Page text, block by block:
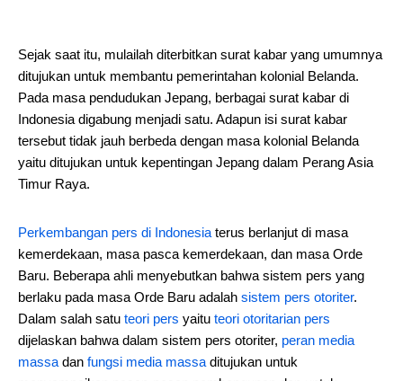
Sejak saat itu, mulailah diterbitkan surat kabar yang umumnya
ditujukan untuk membantu pemerintahan kolonial Belanda.
Pada masa pendudukan Jepang, berbagai surat kabar di
Indonesia digabung menjadi satu. Adapun isi surat kabar
tersebut tidak jauh berbeda dengan masa kolonial Belanda
yaitu ditujukan untuk kepentingan Jepang dalam Perang Asia
Timur Raya.
Perkembangan pers di Indonesia terus berlanjut di masa
kemerdekaan, masa pasca kemerdekaan, dan masa Orde
Baru. Beberapa ahli menyebutkan bahwa sistem pers yang
berlaku pada masa Orde Baru adalah sistem pers otoriter.
Dalam salah satu teori pers yaitu teori otoritarian pers
dijelaskan bahwa dalam sistem pers otoriter, peran media
massa dan fungsi media massa ditujukan untuk